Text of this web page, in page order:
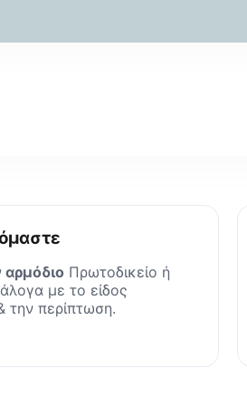
Πρωτοδικείο ή
με το είδος
την περίπτωση.